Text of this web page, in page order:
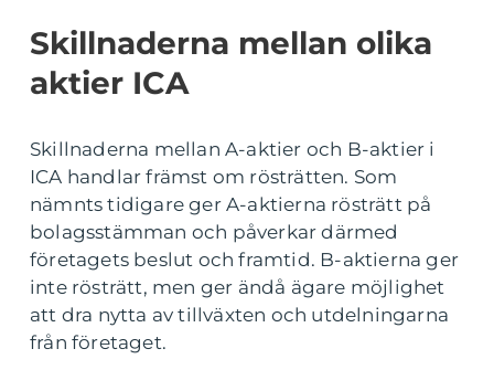
Skillnaderna mellan olika
aktier ICA
Skillnaderna mellan A-aktier och B-aktier i
ICA handlar främst om rösträtten. Som
nämnts tidigare ger A-aktierna rösträtt på
bolagsstämman och påverkar därmed
företagets beslut och framtid. B-aktierna ger
inte rösträtt, men ger ändå ägare möjlighet
att dra nytta av tillväxten och utdelningarna
från företaget.